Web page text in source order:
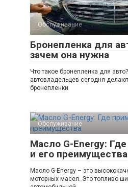
Обслуживание
Бронепленка для
зачем она нужна
Что такое бронепленка для
автовладельцев сегодня
бронепленки
Обслуживание
Масло G-Energy:
и его преимущества
Масло G-Energy – это
моторных масел. Это топливо